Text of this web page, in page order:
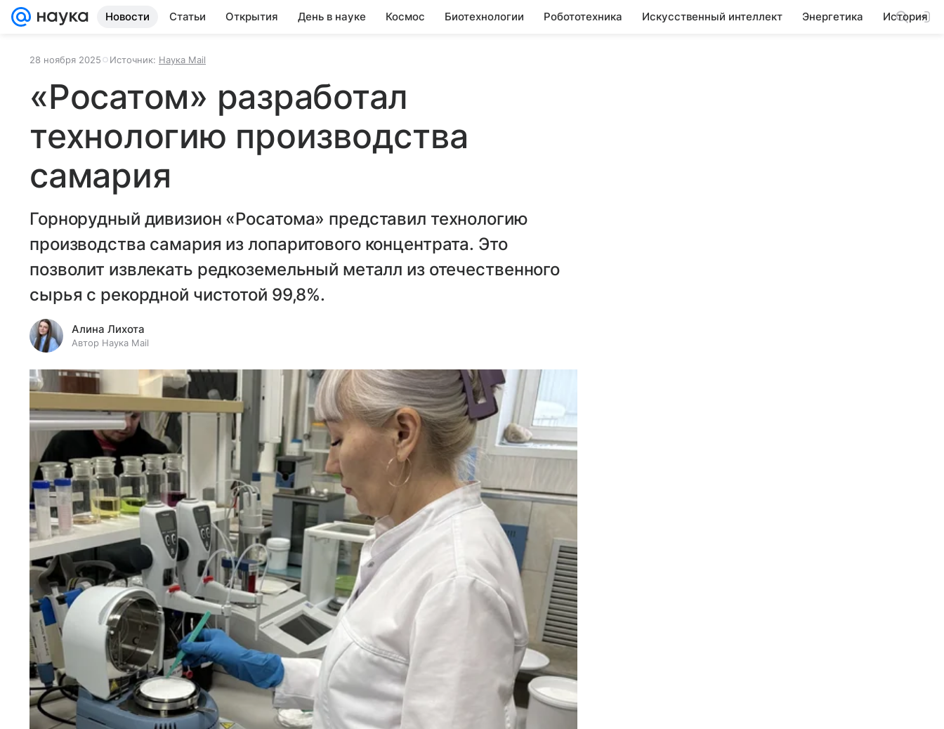
Новости Статьи Открытия День в науке Космос Биотехнологии Робототехника Искусственный интеллект Энергетика История
28 ноября 2025 Источник: Наука Mail
«Росатом» разработал
технологию производства
самария
Горнорудный дивизион «Росатома» представил технологию
производства самария из лопаритового концентрата. Это
позволит извлекать редкоземельный металл из отечественного
сырья с рекордной чистотой 99,8%.
Алина Лихота
Автор Наука Mail